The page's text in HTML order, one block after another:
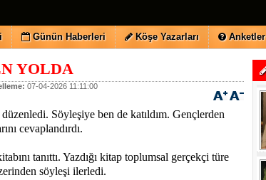
Günün Haberleri Köşe Yazarları Anketler
YOLDA
07-04-2026 11:11:00
Söyleşiye ben de katıldım. Gençlerden
cevaplandırdı.
tanıttı. Yazdığı kitap toplumsal gerçekçi türe
söyleşi ilerledi.